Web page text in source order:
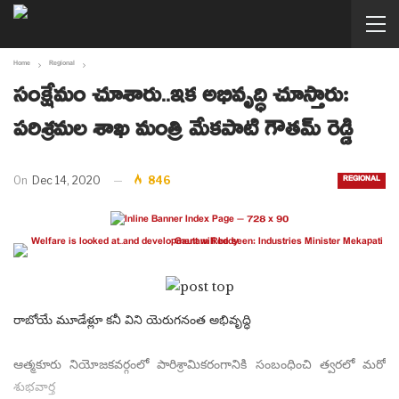
Home Regional
సంక్షేమం చూశారు..ఇక అభివృద్ధి చూస్తారు:
పరిశ్రమల శాఖ మంత్రి మేకపాటి గౌతమ్ రెడ్డి
REGIONAL
On Dec 14, 2020 846
రాబోయే మూడేళ్లూ కనీ విని యెరుగనంత అభివృద్ధి
ఆత్మకూరు నియోజకవర్గంలో పారిశ్రామికరంగానికి సంబంధించి త్వరలో మరో
శుభవార్త